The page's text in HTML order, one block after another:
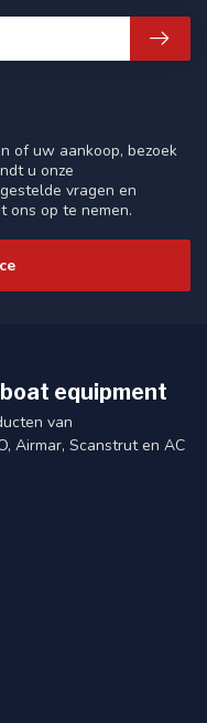
of uw aankoop, bezoek
u onze
vragen en
ons op te nemen.
equipment
van
Airmar, Scanstrut en AC